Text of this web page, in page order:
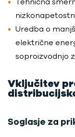
Uredba o
električne
soproizvodnjo
Vključitev
Soglasje za